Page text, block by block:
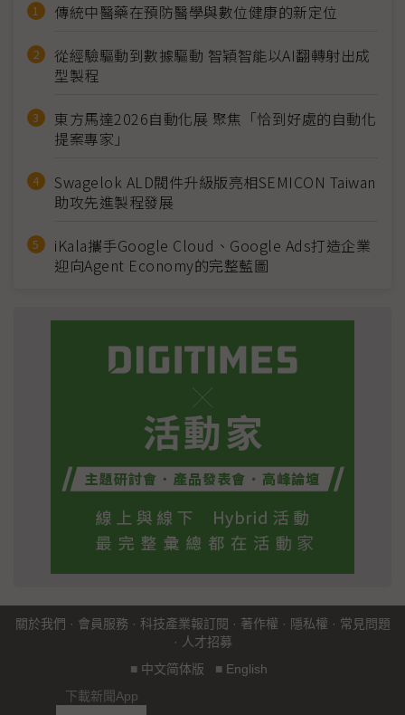
傳統中醫藥在預防醫學與數位健康的新定位
從經驗驅動到數據驅動 智穎智能以AI翻轉射出成
型製程
東方馬達2026自動化展 聚焦「恰到好處的自動化
提案專家」
Swagelok ALD閥件升級版亮相SEMICON Taiwan
助攻先進製程發展
iKala攜手Google Cloud、Google Ads打造企業
迎向Agent Economy的完整藍圖
關於我們 · 會員服務 · 科技產業報訂閱 · 著作權 · 隱私權 · 常見問題
· 人才招募
■ 中文简体版 ■ English
下載新聞App